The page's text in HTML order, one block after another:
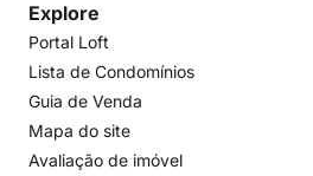
Explore
Portal Loft
Lista de Condomínios
Guia de Venda
Mapa do site
Avaliação de imóvel